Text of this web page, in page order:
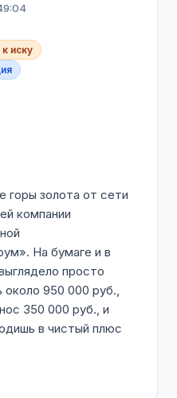
иску
горы золота от сети
компании
На бумаге и в
просто
около 950 000 руб.,
350 000 руб., и
в чистый плюс